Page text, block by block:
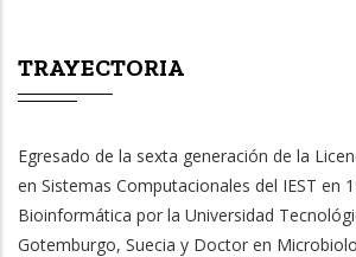
TRAYECTORIA
Egresado de la sexta generación de la
en Sistemas Computacionales del IEST en
Bioinformática por la Universidad
Gotemburgo, Suecia y Doctor en